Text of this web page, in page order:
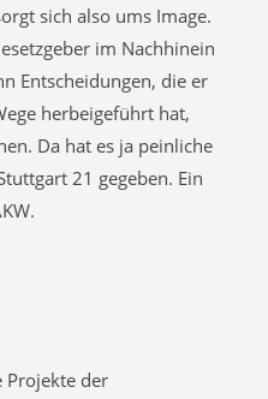
sich also ums Image.
im Nachhinein
Entscheidungen, die er
herbeigeführt hat,
Da hat es ja peinliche
21 gegeben. Ein
Projekte der